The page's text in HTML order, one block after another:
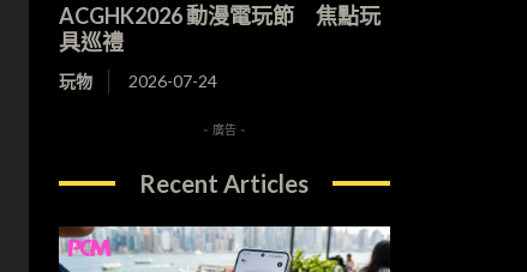
ACGHK2026 動漫電玩節 焦點玩
具巡禮
玩物 2026-07-24
- 廣告 -
Recent Articles